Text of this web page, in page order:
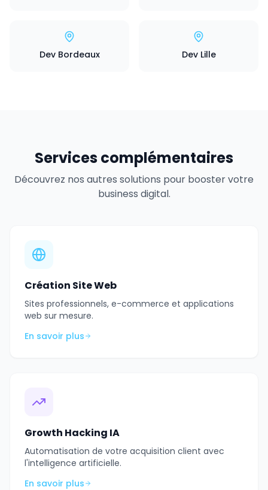
Dev Bordeaux Dev Lille
Services complémentaires
Découvrez nos autres solutions pour booster votre
business digital.
Création Site Web
Sites professionnels, e-commerce et applications
web sur mesure.
En savoir plus
Growth Hacking IA
Automatisation de votre acquisition client avec
l'intelligence artificielle.
En savoir plus